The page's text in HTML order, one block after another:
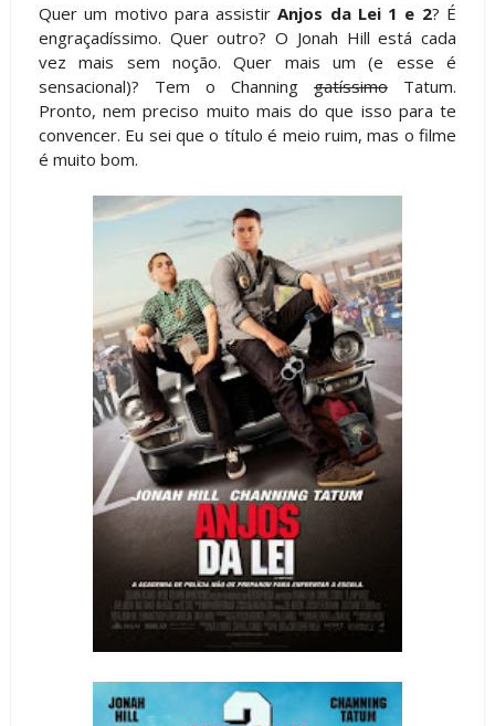
Quer um motivo para assistirAnjos da Lei 1 e 2? É
engraçadíssimo. Quer outro? O Jonah Hill está cada
vez mais sem noção. Quer mais um (e esse é
sensacional)? Tem o Channinggatíssimo Tatum.
Pronto, nem preciso muito mais do que isso para te
convencer. Eu sei que o título é meio ruim, mas o filme
é muito bom.